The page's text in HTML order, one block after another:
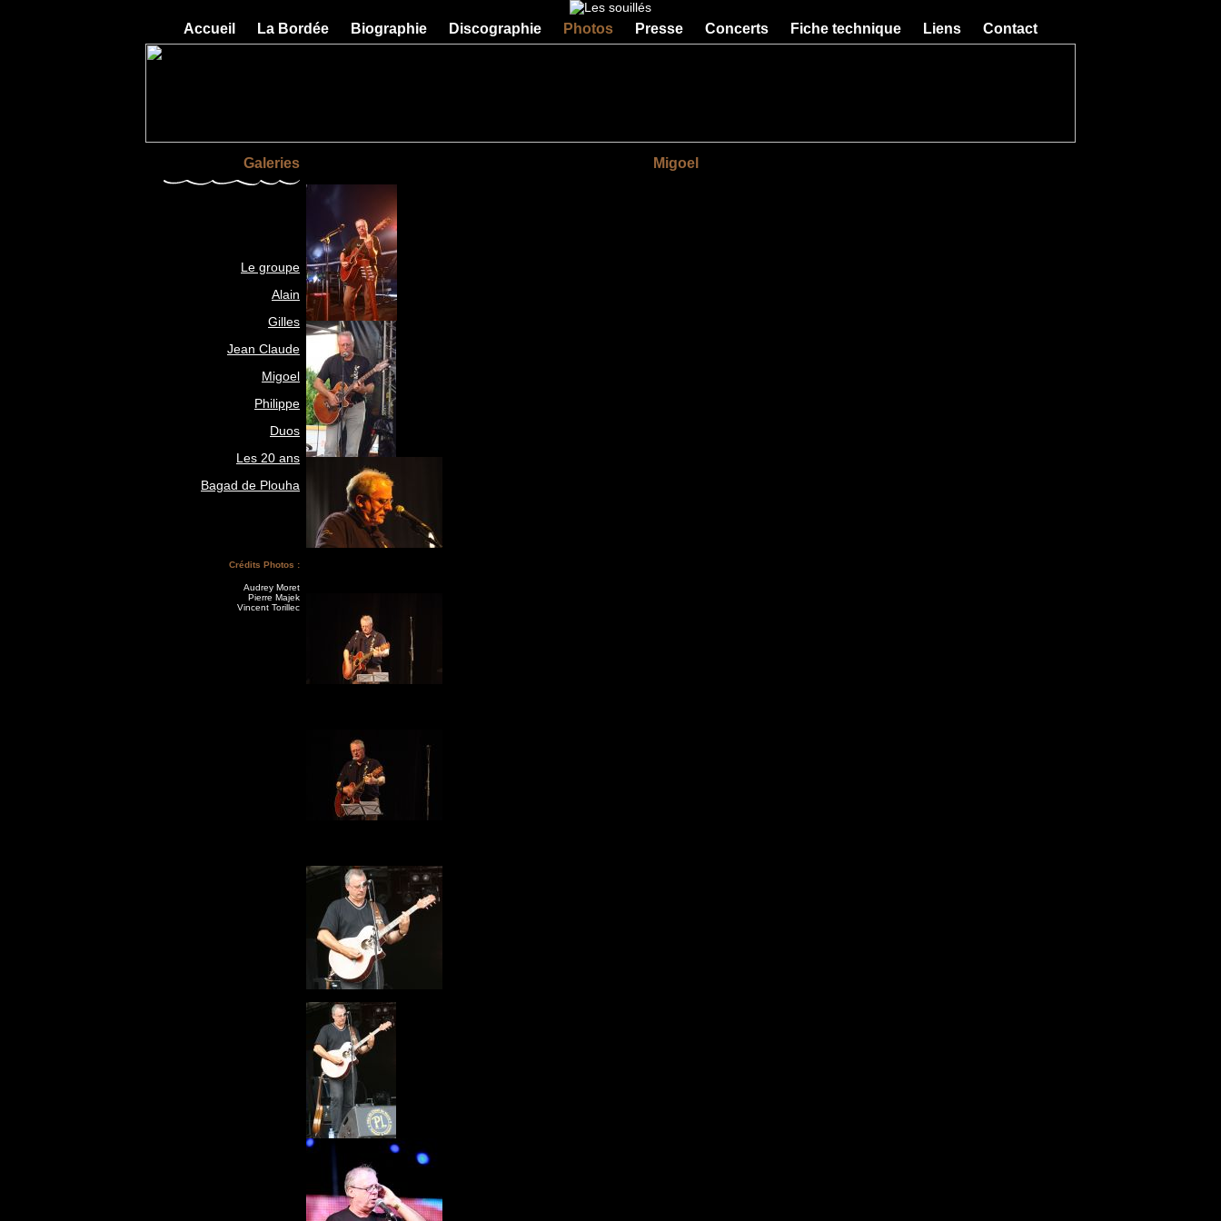
Accueil La Bordée Biographie Discographie Photos Presse Concerts Fiche technique Liens Contact
Galeries
Le groupe
Alain
Gilles
Jean Claude
Migoel
Philippe
Duos
Les 20 ans
Bagad de Plouha
Crédits Photos :
Audrey Moret
Pierre Majek
Vincent Torillec
Migoel